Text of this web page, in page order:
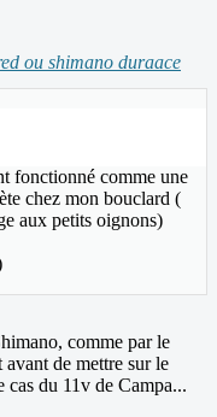
ou shimano duraace
fonctionné comme une
chez mon bouclard (
aux petits oignons)
comme par le
de mettre sur le
cas du 11v de Campa...